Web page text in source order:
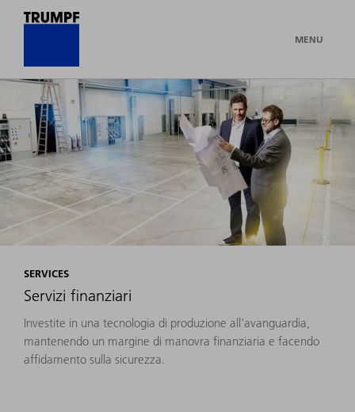
MENU
SERVICES
Servizi finanziari
Investite in una tecnologia di produzione all'avanguardia,
mantenendo un margine di manovra finanziaria e facendo
affidamento sulla sicurezza.